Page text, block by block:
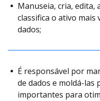
Manuseia, cria, edita,
classifica o ativo mais
dados;
É responsável por
de dados e moldá-las
importantes para